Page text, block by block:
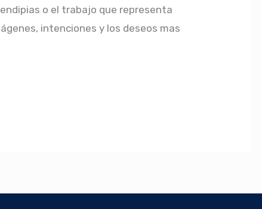
o el trabajo que representa
intenciones y los deseos mas